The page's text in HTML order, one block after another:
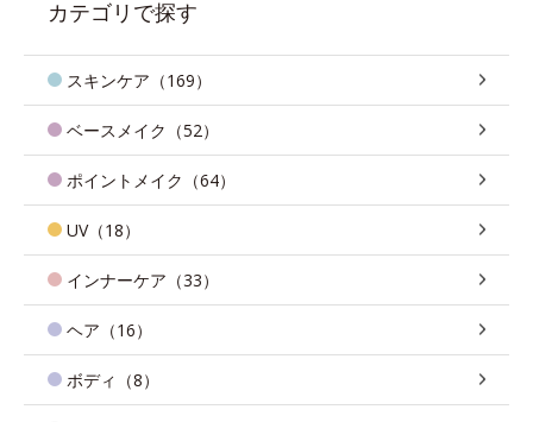
カテゴリで探す
スキンケア（169）
ベースメイク（52）
ポイントメイク（64）
UV（18）
インナーケア（33）
ヘア（16）
ボディ（8）